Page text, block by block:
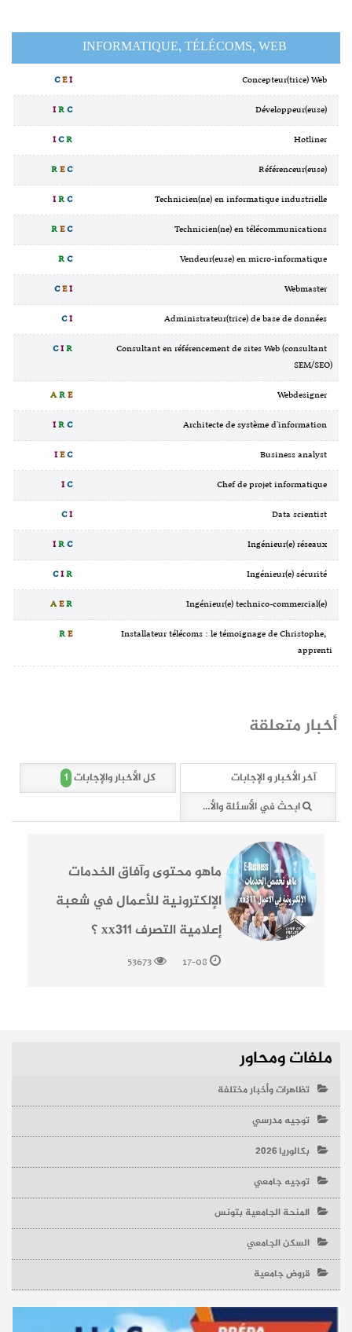
INFORMATIQUE, TÉLÉCOMS, WEB
CEI
IRC
Hotliner
ICR
REC
IRC
REC
RC
Webmaster
CEI
CI
Consultant en référencement de sites Web (consultant
SEM/SEO)
CIR
Webdesigner
ARE
IRC
IEC
IC
CI
IRC
CIR
AER
Installateur télécoms : le témoignage de Christophe,
apprenti
RE
أخبار متعلقة
آخر الأخبار و الإجابات كل الأخبار والإجابات 1
ابحث في الأسئلة والأخبار (1 وثائق)
ماهو محتوى وآفاق الخدمات
الإلكترونية للأعمال في شعبة
إعلامية التصرف xx311 ؟
53673
ملفات ومحاور
تظاهرات وأخبار مختلفة
توجيه مدرسي
بكالوريا 2026
توجيه جامعي
المنحة الجامعية بتونس
السكن الجامعي
قروض جامعية